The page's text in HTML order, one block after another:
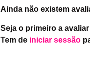
Ainda não existem
Seja o primeiro a avaliar
Tem de iniciar sessão